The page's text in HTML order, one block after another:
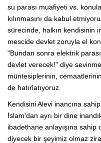
su parası muafiyeti vs.
kılınmasını da kabul
sürecinde, halkın kendisinin
mescide devlet zoruyla el
"Bundan sonra elektrik
devlet verecek!" diye
müntesiplerinin,
de hatırlatıyoruz.
Kendisini Alevi inancına
İslam'dan ayrı bir dine
ibadethane anlayışına sahip
diyecek bir şeyimiz olmaz